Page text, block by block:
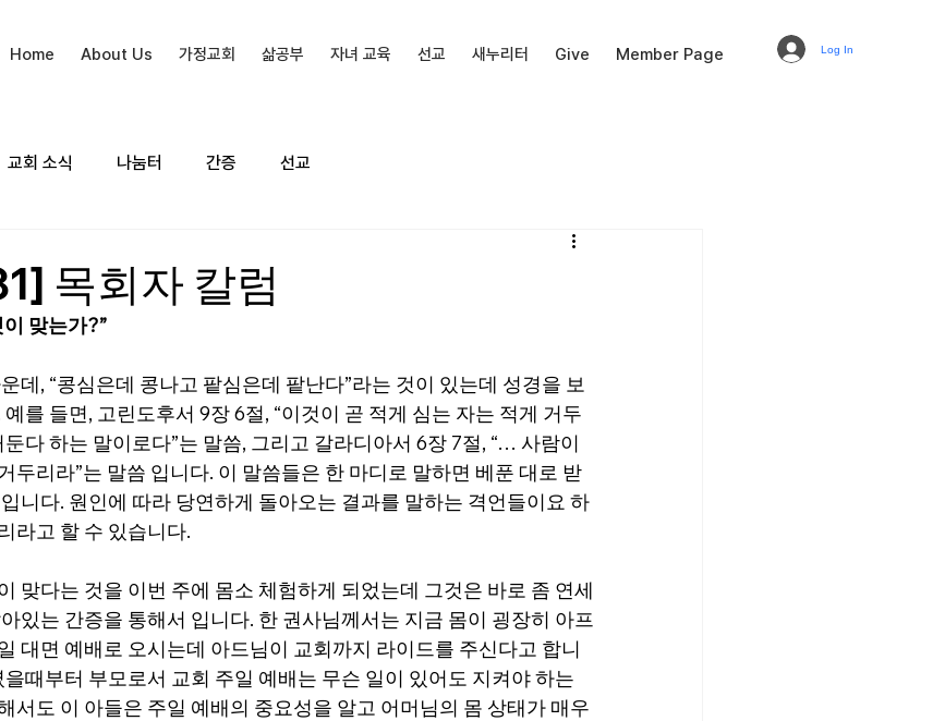
Home About Us 가정교회 삶공부 자녀 교육 선교 새누리터 Give Member Page Log In
교회 소식 나눔터 간증 선교
목회자 칼럼
맞는가?”
데, “콩심은데 콩나고 팥심은데 팥난다”라는 것이 있는데 성경을 보
를 들면, 고린도후서 9장 6절, “이것이 곧 적게 심는 자는 적게 거두
다 하는 말이로다”는 말씀, 그리고 갈라디아서 6장 7절, “… 사람이
두리라”는 말씀 입니다. 이 말씀들은 한 마디로 말하면 베푼 대로 받
니다. 원인에 따라 당연하게 돌아오는 결과를 말하는 격언들이요 하
라고 할 수 있습니다.
맞다는 것을 이번 주에 몸소 체험하게 되었는데 그것은 바로 좀 연세
있는 간증을 통해서 입니다. 한 권사님께서는 지금 몸이 굉장히 아프
대면 예배로 오시는데 아드님이 교회까지 라이드를 주신다고 합니
때부터 부모로서 교회 주일 예배는 무슨 일이 있어도 지켜야 하는
서도 이 아들은 주일 예배의 중요성을 알고 어머님의 몸 상태가 매우